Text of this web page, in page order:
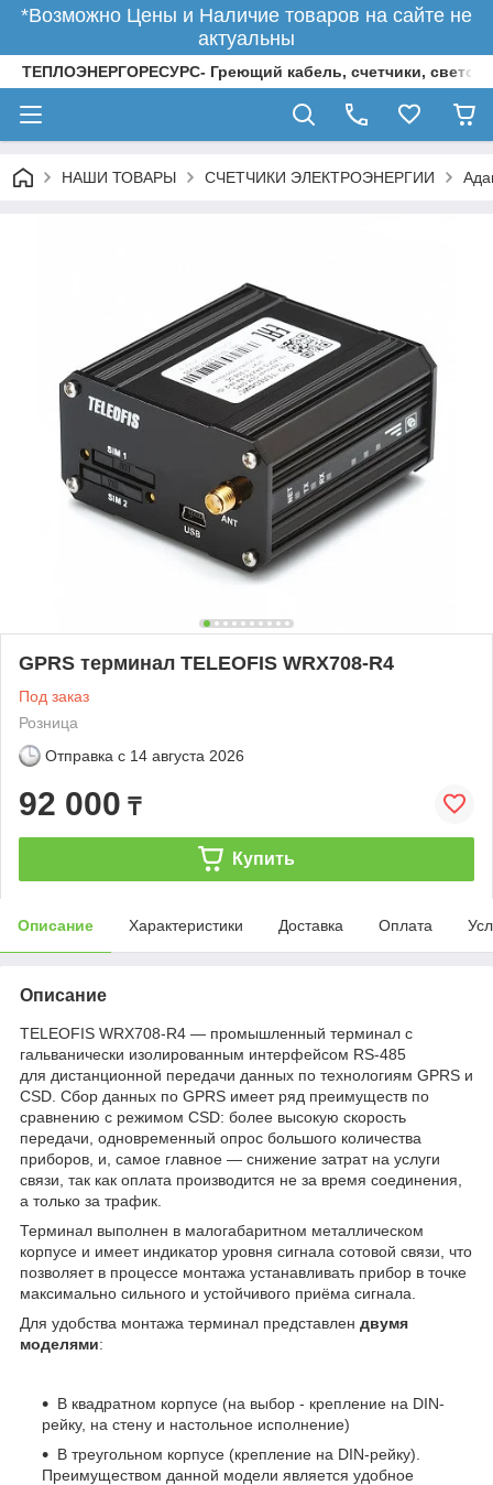
*Возможно Цены и Наличие товаров на сайте не
актуальны
ТЕПЛОЭНЕРГОРЕСУРС- Греющий кабель, счетчики,
НАШИ ТОВАРЫ СЧЕТЧИКИ ЭЛЕКТРОЭНЕРГИИ
GPRS терминал TELEOFIS WRX708-R4
Под заказ
Розница
Отправка с 14 августа 2026
92 000 ₸
Купить
Описание Характеристики Доставка Оплата
Описание
TELEOFIS WRX708-R4 — промышленный терминал с
гальванически изолированным интерфейсом RS-485
для дистанционной передачи данных по технологиям GPRS и
CSD. Сбор данных по GPRS имеет ряд преимуществ по
сравнению с режимом CSD: более высокую скорость
передачи, одновременный опрос большого количества
приборов, и, самое главное — снижение затрат на услуги
связи, так как оплата производится не за время соединения,
а только за трафик.
Терминал выполнен в малогабаритном металлическом
корпусе и имеет индикатор уровня сигнала сотовой связи, что
позволяет в процессе монтажа устанавливать прибор в точке
максимально сильного и устойчивого приёма сигнала.
Для удобства монтажа терминал представлен двумя
моделями:
В квадратном корпусе (на выбор - крепление на DIN-
рейку, на стену и настольное исполнение)
В треугольном корпусе (крепление на DIN-рейку).
Преимуществом данной модели является удобное